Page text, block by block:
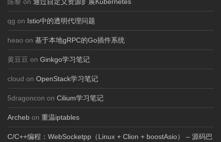
qg on Istio中的透明代理问题
heao on 基于本地gRPC的Go插件系统
黄豆豆 on Ginkgo学习笔记
cloud on OpenStack学习笔记
5dragoncon on Cilium学习笔记
Archeb on 重温iptables
C/C++编程：WebSocketpp（Linux + Clion + boostAsio） – 源码巴